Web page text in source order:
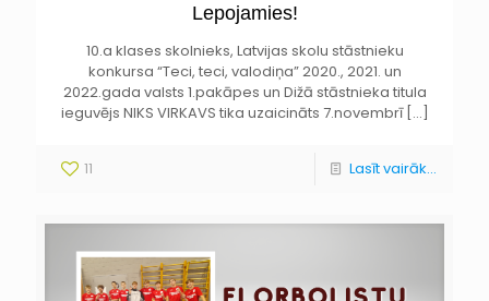
Lepojamies!
10.a klases skolnieks, Latvijas skolu stāstnieku
konkursa “Teci, teci, valodiņa” 2020., 2021. un
2022.gada valsts 1.pakāpes un Dižā stāstnieka titula
ieguvējs NIKS VIRKAVS tika uzaicināts 7.novembrī[…]
11 Lasīt vairāk...